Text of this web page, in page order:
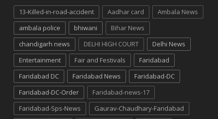
13-Killed-in-road-accident Aadhar card
Ambala News
ambala police
bhiwani
Bihar News
chandigarh news
DELHI HIGH COURT
Delhi News
Entertainment
Fair and Festivals
Faridabad
Faridabad DC
Faridabad News
Faridabad-DC
Faridabad-DC-Order
Faridabad-news-17
Faridabad-Sps-News
Gaurav-Chaudhary-Faridabad